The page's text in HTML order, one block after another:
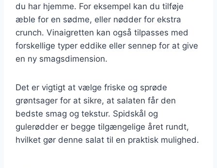
du har hjemme. For eksempel kan du tilføje
æble for en sødme, eller nødder for ekstra
crunch. Vinaigretten kan også tilpasses med
forskellige typer eddike eller sennep for at give
en ny smagsdimension.
Det er vigtigt at vælge friske og sprøde
grøntsager for at sikre, at salaten får den
bedste smag og tekstur. Spidskål og
gulerødder er begge tilgængelige året rundt,
hvilket gør denne salat til en praktisk mulighed.